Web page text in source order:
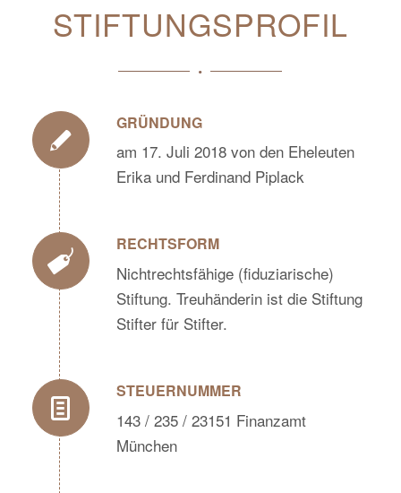
STIFTUNGSPROFIL
GRÜNDUNG
am 17. Juli 2018 von den Eheleuten
Erika und Ferdinand Piplack
RECHTSFORM
Nichtrechtsfähige (fiduziarische)
Stiftung. Treuhänderin ist die Stiftung
Stifter für Stifter.
STEUERNUMMER
143 / 235 / 23151 Finanzamt
München